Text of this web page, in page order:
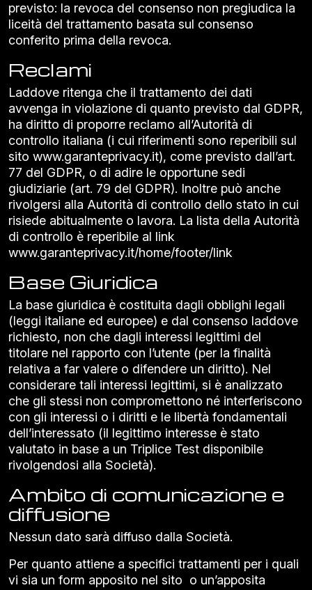
previsto: la revoca del consenso non pregiudica la
liceità del trattamento basata sul consenso
conferito prima della revoca.
Reclami
Laddove ritenga che il trattamento dei dati
avvenga in violazione di quanto previsto dal GDPR,
ha diritto di proporre reclamo all’Autorità di
controllo italiana (i cui riferimenti sono reperibili sul
sito www.garanteprivacy.it), come previsto dall’art.
77 del GDPR, o di adire le opportune sedi
giudiziarie (art. 79 del GDPR). Inoltre può anche
rivolgersi alla Autorità di controllo dello stato in cui
risiede abitualmente o lavora. La lista della Autorità
di controllo è reperibile al link
www.garanteprivacy.it/home/footer/link
Base Giuridica
La base giuridica è costituita dagli obblighi legali
(leggi italiane ed europee) e dal consenso laddove
richiesto, non che dagli interessi legittimi del
titolare nel rapporto con l’utente (per la finalità
relativa a far valere o difendere un diritto). Nel
considerare tali interessi legittimi, si è analizzato
che gli stessi non compromettono né interferiscono
con gli interessi o i diritti e le libertà fondamentali
dell’interessato (il legittimo interesse è stato
valutato in base a un Triplice Test disponibile
rivolgendosi alla Società).
Ambito di comunicazione e
diffusione
Nessun dato sarà diffuso dalla Società.
Per quanto attiene a specifici trattamenti per i quali
vi sia un form apposito nel sito o un’apposita